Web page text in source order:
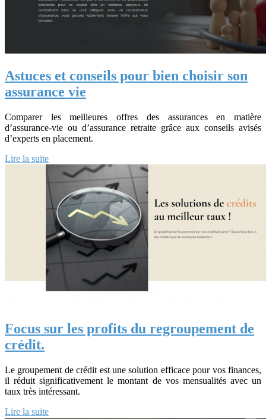
Astuces et conseils pour bien choisir son
assurance vie
Comparer les meilleures offres des assurances en matière
d’assurance-vie ou d’assurance retraite grâce aux conseils avisés
d’experts en placement.
Lire la suite
Focus sur les profits du regroupement de
crédit.
Le groupement de crédit est une solution efficace pour vos finances,
il réduit significativement le montant de vos mensualités avec un
taux très intéressant.
Lire la suite